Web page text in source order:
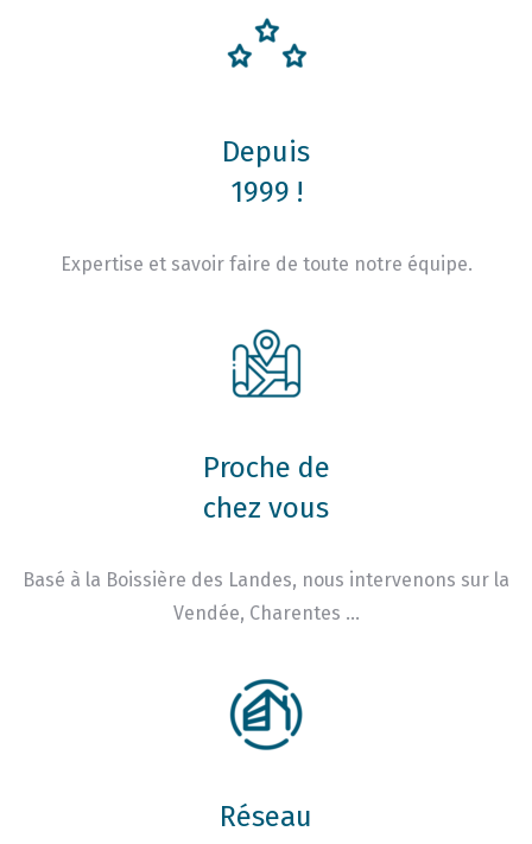
Depuis
1999 !
Expertise et savoir faire de toute notre équipe.
Proche de
chez vous
Basé à la Boissière des Landes, nous intervenons sur la
Vendée, Charentes …
Réseau